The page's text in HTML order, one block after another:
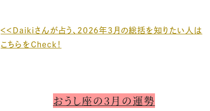
＜＜Daikiさんが占う、2026年3月の総括を知りたい人は
こちらをCheck！
おうし座の3月の運勢